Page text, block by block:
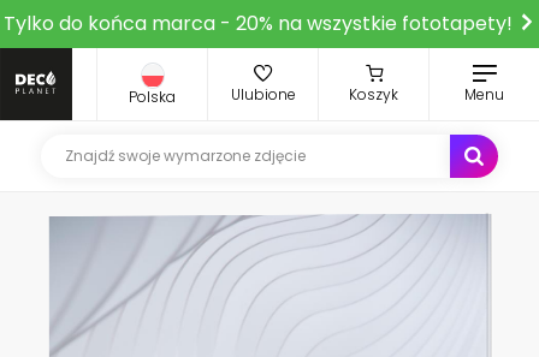
Tylko do końca marca - 20% na wszystkie fototapety!
Polska Ulubione Koszyk Menu